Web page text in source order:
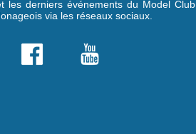
les derniers événements du Model Club
via les réseaux sociaux.